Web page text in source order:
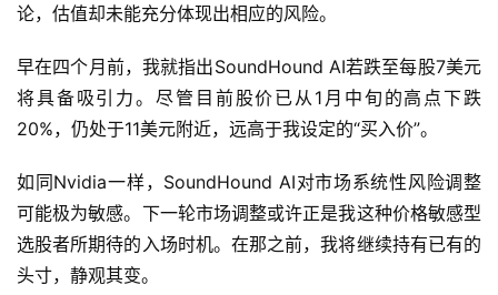
股
资
资
讯
论，估值却未能充分体现出相应的风险。
早在四个月前，我就指出SoundHound AI若跌至每股7美元
将具备吸引力。尽管目前股价已从1月中旬的高点下跌
20%，仍处于11美元附近，远高于我设定的“买入价”。
如同Nvidia一样，SoundHound AI对市场系统性风险调整
可能极为敏感。下一轮市场调整或许正是我这种价格敏感型
选股者所期待的入场时机。在那之前，我将继续持有已有的
头寸，静观其变。